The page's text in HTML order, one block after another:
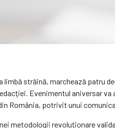
limbă străină, marchează patru
Evenimentul aniversar va
România, potrivit unui
metodologii revoluţionare